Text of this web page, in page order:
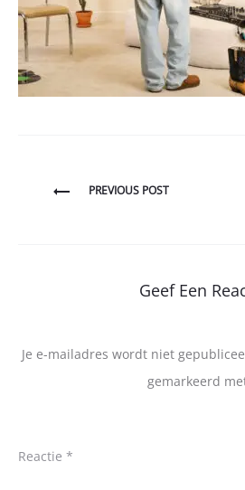
BerichtPREVIOUS POST
Geef Een
Je e-mailadres wordt niet
gemarkeerd
Reactie *